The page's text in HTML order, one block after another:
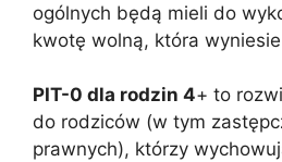
ogólnych będą mieli do
kwotę wolną, która
PIT-0 dla rodzin 4+ to
do rodziców (w tym
prawnych), którzy